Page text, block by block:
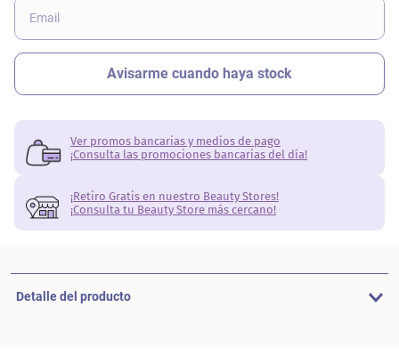
Ver promos bancarias y medios de pago
¡Consulta las promociones bancarias del día!
¡Retiro Gratis en nuestro Beauty Stores!
¡Consulta tu Beauty Store más cercano!
Detalle del producto